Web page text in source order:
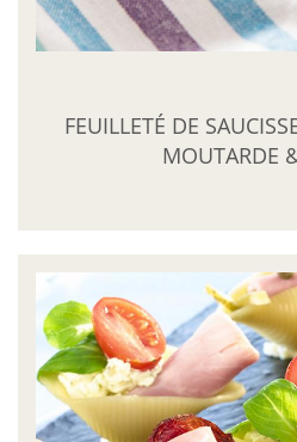
FEUILLETÉ DE
MOUTARDE